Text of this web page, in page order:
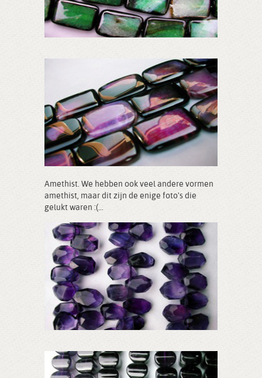
Amethist. We hebben ook veel andere vormen
amethist, maar dit zijn de enige foto's die
gelukt waren :(...